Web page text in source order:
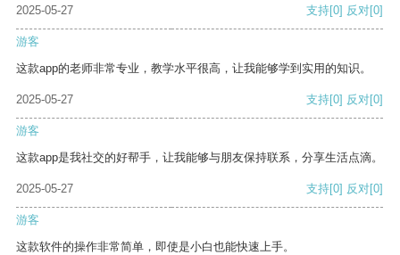
2025-05-27
支持[0] 反对[0]
游客
这款app的老师非常专业，教学水平很高，让我能够学到实用的知识。
2025-05-27 支持[0] 反对[0]
游客
这款app是我社交的好帮手，让我能够与朋友保持联系，分享生活点滴。
2025-05-27 支持[0] 反对[0]
游客
这款软件的操作非常简单，即使是小白也能快速上手。